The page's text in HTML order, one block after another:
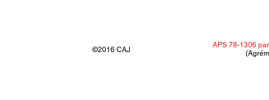
©2016 CAJ
APS 78-1306